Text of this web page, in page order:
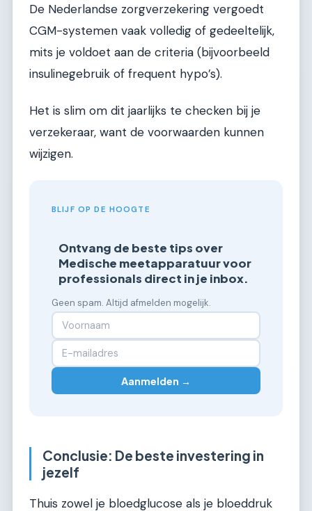
De Nederlandse zorgverzekering vergoedt
CGM-systemen vaak volledig of gedeeltelijk,
mits je voldoet aan de criteria (bijvoorbeeld
insulinegebruik of frequent hypo’s).
Het is slim om dit jaarlijks te checken bij je
verzekeraar, want de voorwaarden kunnen
wijzigen.
BLIJF OP DE HOOGTE
Ontvang de beste tips over
Medische meetapparatuur voor
professionals direct in je inbox.
Geen spam. Altijd afmelden mogelijk.
Aanmelden →
Conclusie: De beste investering in
jezelf
Thuis zowel je bloedglucose als je bloeddruk